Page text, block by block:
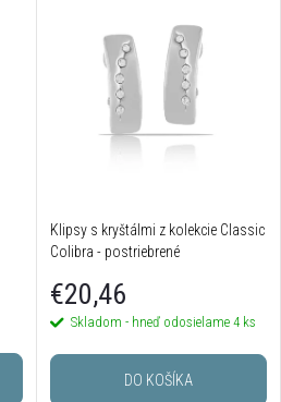
Klipsy s kryštálmi z kolekcie Classic
Colibra - postriebrené
€20,46
Skladom - hneď odosielame 4 ks
DO KOŠÍKA